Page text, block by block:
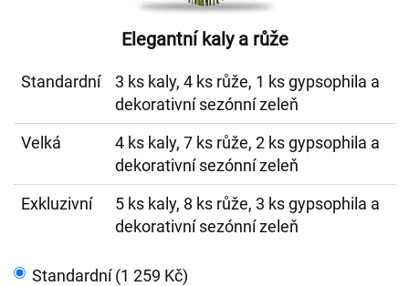
Elegantní kaly a růže
Standardní
3 ks kaly, 4 ks růže, 1 ks gypsophila a
dekorativní sezónní zeleň
Velká
4 ks kaly, 7 ks růže, 2 ks gypsophila a
dekorativní sezónní zeleň
Exkluzivní
5 ks kaly, 8 ks růže, 3 ks gypsophila a
dekorativní sezónní zeleň
Standardní (1 259 Kč)